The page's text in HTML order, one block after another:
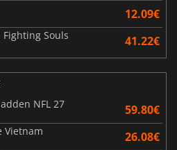
12.09€
Souls 41.22€
NFL 27
59.80€
Vietnam 26.08€